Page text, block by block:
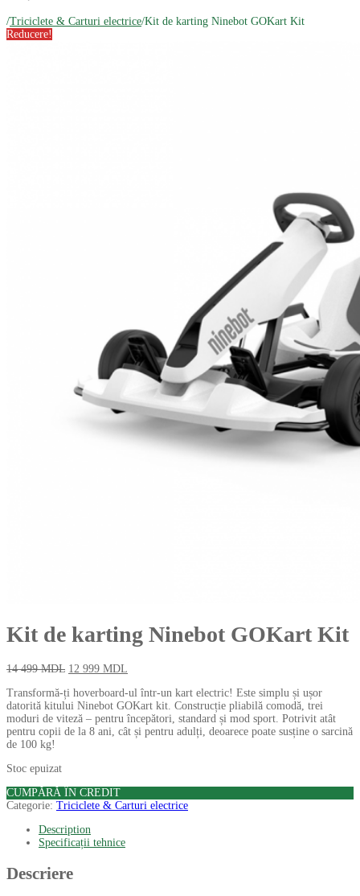
/Triciclete & Carturi electrice/Kit de karting Ninebot GOKart Kit
Reducere!
Kit de karting Ninebot GOKart Kit
14 499MDL 12 999 MDL
Transformă-ți hoverboard-ul într-un kart electric! Este simplu și ușor
datorită kitului Ninebot GOKart kit. Construcție pliabilă comodă, trei
moduri de viteză – pentru începători, standard și mod sport. Potrivit atât
pentru copii de la 8 ani, cât și pentru adulți, deoarece poate susține o sarcină
de 100 kg!
Stoc epuizat
CUMPĂRĂ ÎN CREDIT
Categorie: Triciclete & Carturi electrice
Description
Specificații tehnice
Descriere